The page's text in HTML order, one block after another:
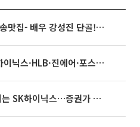
'2TV 생생정보' 오늘방송맛집- 배우 강성진 단골! 쌀국수ㆍ푸팟퐁 커리 맛집 '블○○○'
[오늘의 주요공시] SK하이닉스·HLB·진에어·포스코홀딩스·네이버·대우건설 등
'불안과 기대 사이' 널뛰는 SK하이닉스…증권가 "HBM4·LTA 기반 펀터멘털 견고"